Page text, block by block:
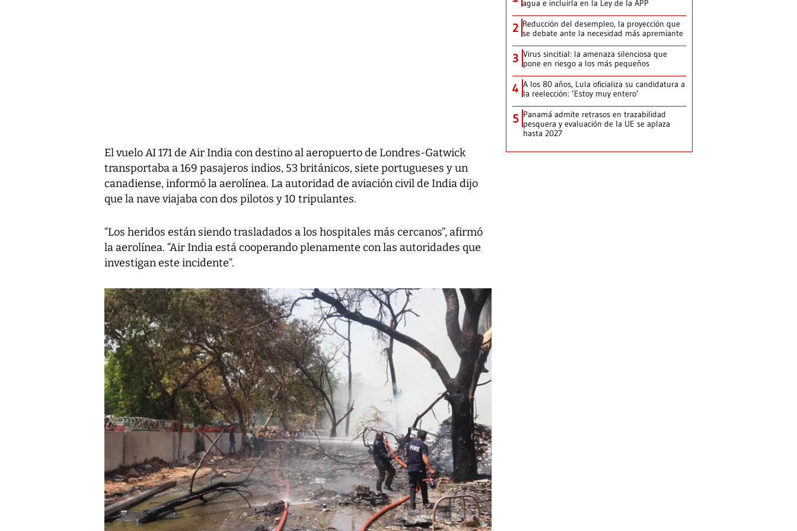
El vuelo AI 171 de Air India con destino al aeropuerto de Londres-Gatwick
transportaba a 169 pasajeros indios, 53 británicos, siete portugueses y un
canadiense, informó la aerolínea. La autoridad de aviación civil de India dijo
que la nave viajaba con dos pilotos y 10 tripulantes.
“Los heridos están siendo trasladados a los hospitales más cercanos”, afirmó
la aerolínea. “Air India está cooperando plenamente con las autoridades que
investigan este incidente”.
agua e incluirla en la Ley de la APP
2 Reducción del desempleo, la proyección que
se debate ante la necesidad más apremiante
3 Virus sincitial: la amenaza silenciosa que
pone en riesgo a los más pequeños
4 A los 80 años, Lula oficializa su candidatura a
la reelección: ‘Estoy muy entero’
5 Panamá admite retrasos en trazabilidad
pesquera y evaluación de la UE se aplaza
hasta 2027